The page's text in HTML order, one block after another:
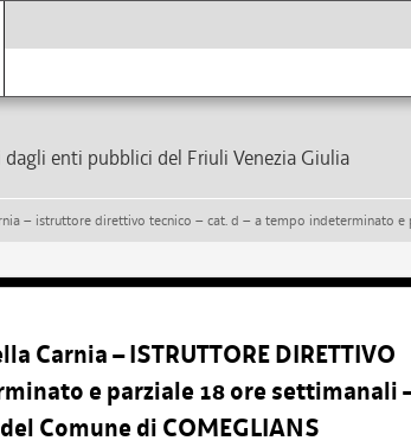
enti pubblici del Friuli Venezia Giulia
– cat. d – a tempo indeterminato e parziale 18 ore settimanali – presso l’area tecnico manutentiva del
Carnia – ISTRUTTORE DIRETTIVO
e parziale 18 ore settimanali
Comune di COMEGLIANS